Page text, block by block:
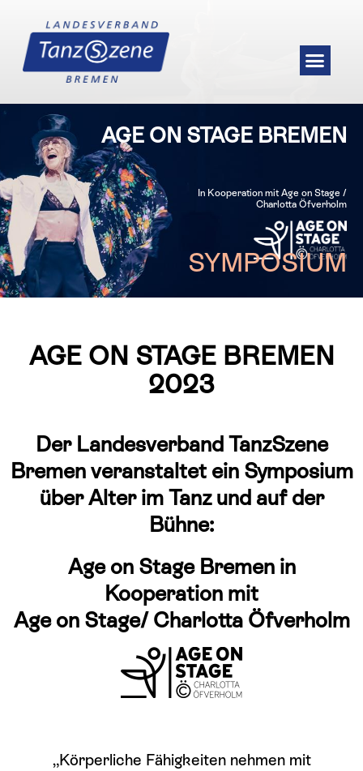
AGE ON STAGE BREMEN
In Kooperation mit Age on Stage /
Charlotta Öfverholm
SYMPOSIUM
AGE ON STAGE BREMEN
2023
Der Landesverband TanzSzene
Bremen veranstaltet ein Symposium
über Alter im Tanz und auf der
Bühne:
Age on Stage Bremen in
Kooperation mit
Age on Stage/ Charlotta Öfverholm
„Körperliche Fähigkeiten nehmen mit